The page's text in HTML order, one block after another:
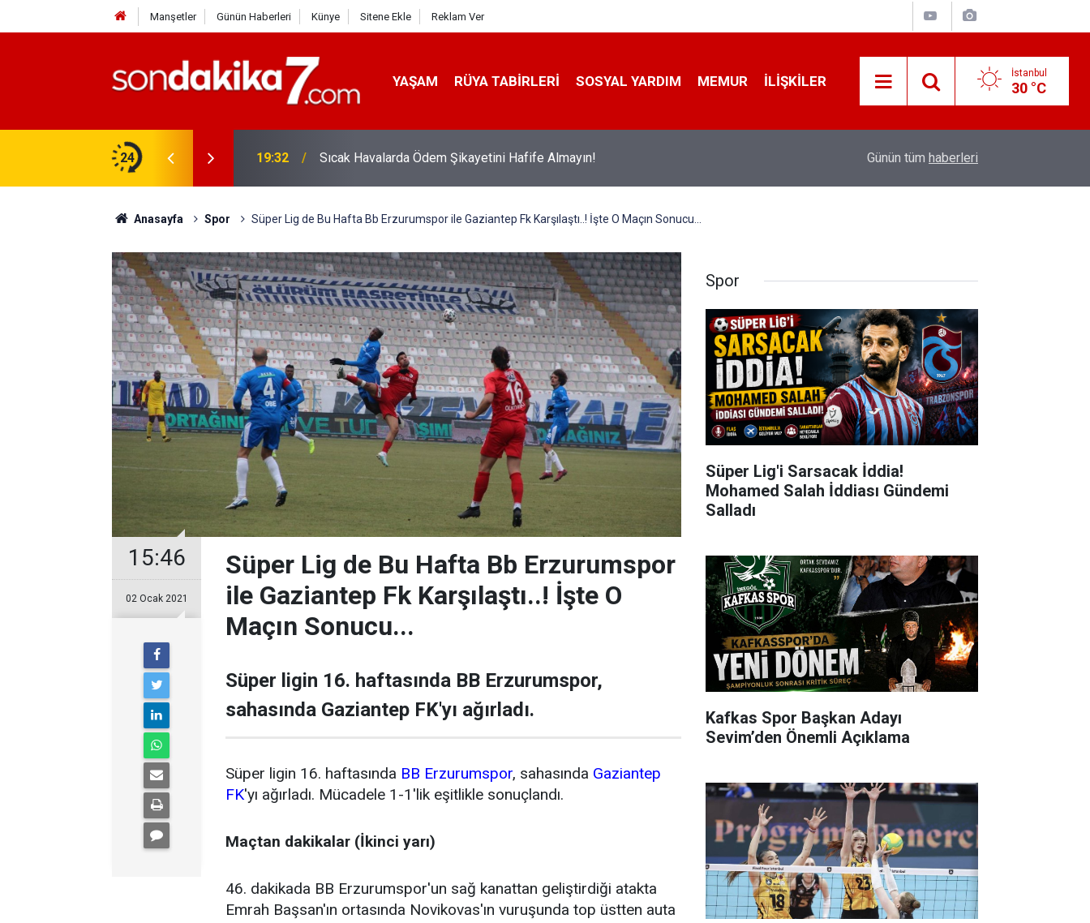
Manşetler Günün Haberleri Künye Sitene Ekle Reklam Ver
YAŞAM RÜYA TABIRLERI SOSYAL YARDIM MEMUR İLIŞKILER İstanbul
30 °C
24 19:32 Sıcak Havalarda Ödem Şikayetini Hafife Almayın! İ̇zmir 112’de Kan Donduran İ̇ddialar!
Günün tüm haberleri
Anasayfa Spor Süper Lig de Bu Hafta Bb Erzurumspor ile Gaziantep Fk Karşılaştı..! İşte O Maçın Sonucu...
15:46
02 Ocak 2021
Süper Lig de Bu Hafta Bb Erzurumspor
ile Gaziantep Fk Karşılaştı..! İşte O
Maçın Sonucu...
Süper ligin 16. haftasında BB Erzurumspor,
sahasında Gaziantep FK'yı ağırladı.
Süper ligin 16. haftasında BB Erzurumspor, sahasında Gaziantep
FK'yı ağırladı. Mücadele 1-1'lik eşitlikle sonuçlandı.
Maçtan dakikalar (İkinci yarı)
46. dakikada BB Erzurumspor'un sağ kanattan geliştirdiği atakta
Emrah Başsan'ın ortasında Novikovas'ın vuruşunda top üstten auta
Spor
Süper Lig'i Sarsacak İddia!
Mohamed Salah İddiası Gündemi
Salladı
Kafkas Spor Başkan Adayı
Sevim’den Önemli Açıklama